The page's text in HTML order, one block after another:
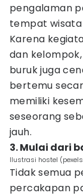
pengalaman
tempat wisata
Karena
dan
buruk juga
bertemu
memiliki
seseorang
jauh.
3. Mulai dari
Ilustrasi hostel
Tidak semua
percakapan